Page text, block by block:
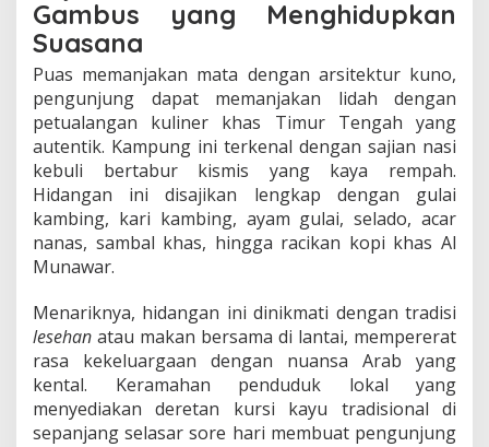
Gambus yang Menghidupkan
Suasana
Puas memanjakan mata dengan arsitektur kuno,
pengunjung dapat memanjakan lidah dengan
petualangan kuliner khas Timur Tengah yang
autentik. Kampung ini terkenal dengan sajian nasi
kebuli bertabur kismis yang kaya rempah.
Hidangan ini disajikan lengkap dengan gulai
kambing, kari kambing, ayam gulai, selado, acar
nanas, sambal khas, hingga racikan kopi khas Al
Munawar.
Menariknya, hidangan ini dinikmati dengan tradisi
lesehan atau makan bersama di lantai, mempererat
rasa kekeluargaan dengan nuansa Arab yang
kental. Keramahan penduduk lokal yang
menyediakan deretan kursi kayu tradisional di
sepanjang selasar sore hari membuat pengunjung